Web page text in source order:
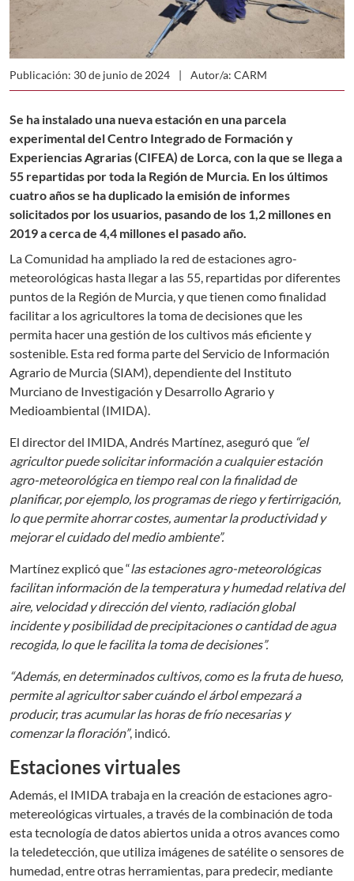
Publicación: 30 de junio de 2024 Autor/a: CARM
Se ha instalado una nueva estación en una parcela
experimental del Centro Integrado de Formación y
Experiencias Agrarias (CIFEA) de Lorca, con la que se llega a
55 repartidas por toda la Región de Murcia. En los últimos
cuatro años se ha duplicado la emisión de informes
solicitados por los usuarios, pasando de los 1,2 millones en
2019 a cerca de 4,4 millones el pasado año.
La Comunidad ha ampliado la red de estaciones agro-
meteorológicas hasta llegar a las 55, repartidas por diferentes
puntos de la Región de Murcia, y que tienen como finalidad
facilitar a los agricultores la toma de decisiones que les
permita hacer una gestión de los cultivos más eficiente y
sostenible. Esta red forma parte del Servicio de Información
Agrario de Murcia (SIAM), dependiente del Instituto
Murciano de Investigación y Desarrollo Agrario y
Medioambiental (IMIDA).
El director del IMIDA, Andrés Martínez, aseguró que “el
agricultor puede solicitar información a cualquier estación
agro-meteorológica en tiempo real con la finalidad de
planificar, por ejemplo, los programas de riego y fertirrigación,
lo que permite ahorrar costes, aumentar la productividad y
mejorar el cuidado del medio ambiente”.
Martínez explicó que “las estaciones agro-meteorológicas
facilitan información de la temperatura y humedad relativa del
aire, velocidad y dirección del viento, radiación global
incidente y posibilidad de precipitaciones o cantidad de agua
recogida, lo que le facilita la toma de decisiones”.
“Además, en determinados cultivos, como es la fruta de hueso,
permite al agricultor saber cuándo el árbol empezará a
producir, tras acumular las horas de frío necesarias y
comenzar la floración”, indicó.
Estaciones virtuales
Además, el IMIDA trabaja en la creación de estaciones agro-
metereológicas virtuales, a través de la combinación de toda
esta tecnología de datos abiertos unida a otros avances como
la teledetección, que utiliza imágenes de satélite o sensores de
humedad, entre otras herramientas, para predecir, mediante